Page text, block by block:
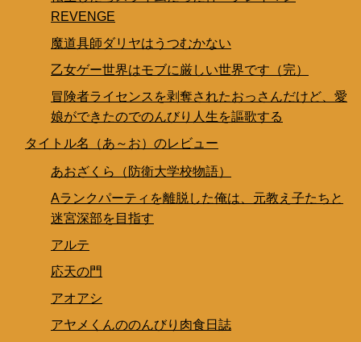
REVENGE
魔道具師ダリヤはうつむかない
乙女ゲー世界はモブに厳しい世界です（完）
冒険者ライセンスを剥奪されたおっさんだけど、愛
娘ができたのでのんびり人生を謳歌する
タイトル名（あ～お）のレビュー
あおざくら（防衛大学校物語）
Aランクパーティを離脱した俺は、元教え子たちと
迷宮深部を目指す
アルテ
応天の門
アオアシ
アヤメくんののんびり肉食日誌